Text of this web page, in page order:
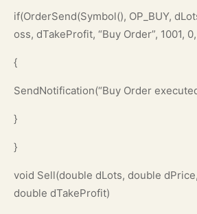
if(OrderSend(Symbol(), OP_BUY,
oss, dTakeProfit, “Buy Order”, 1001,
{
SendNotification(“Buy Order
}
}
void Sell(double dLots, double
double dTakeProfit)